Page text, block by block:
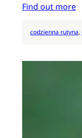
Find out more
codzienna rutyna,